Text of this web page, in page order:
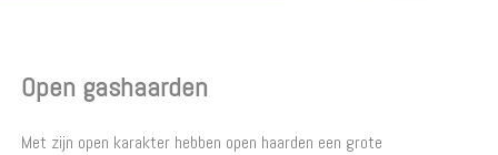
Open gashaarden
Met zijn open karakter hebben open haarden een grote